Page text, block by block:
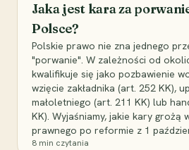
Jaka jest kara za
Polsce?
Polskie prawo nie zna jednego
"porwanie". W zależności od
kwalifikuje się jako pozbawienie
wzięcie zakładnika (art. 252 KK),
małoletniego (art. 211 KK) lub
KK). Wyjaśniamy, jakie kary grożą
prawnego po reformie z 1
8 min czytania